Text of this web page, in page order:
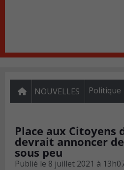
NOUVELLES Politique
Place aux Citoyens
devrait annoncer
sous peu
Publié le 8 juillet 2021 à